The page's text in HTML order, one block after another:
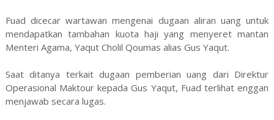
Fuad dicecar wartawan mengenai dugaan aliran uang untuk
mendapatkan tambahan kuota haji yang menyeret mantan
Menteri Agama, Yaqut Cholil Qoumas alias Gus Yaqut.
Saat ditanya terkait dugaan pemberian uang dari Direktur
Operasional Maktour kepada Gus Yaqut, Fuad terlihat enggan
menjawab secara lugas.